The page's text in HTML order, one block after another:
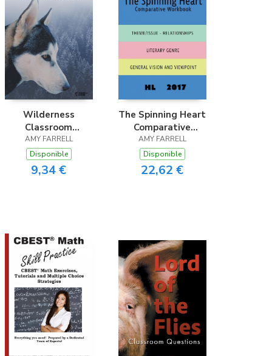
Wilderness
Classroom
Questions
AMY FARRELL
Disponible
9,34 €
The Spinning Heart
Comparative
Workbook HL17
AMY FARRELL
Disponible
22,62 €